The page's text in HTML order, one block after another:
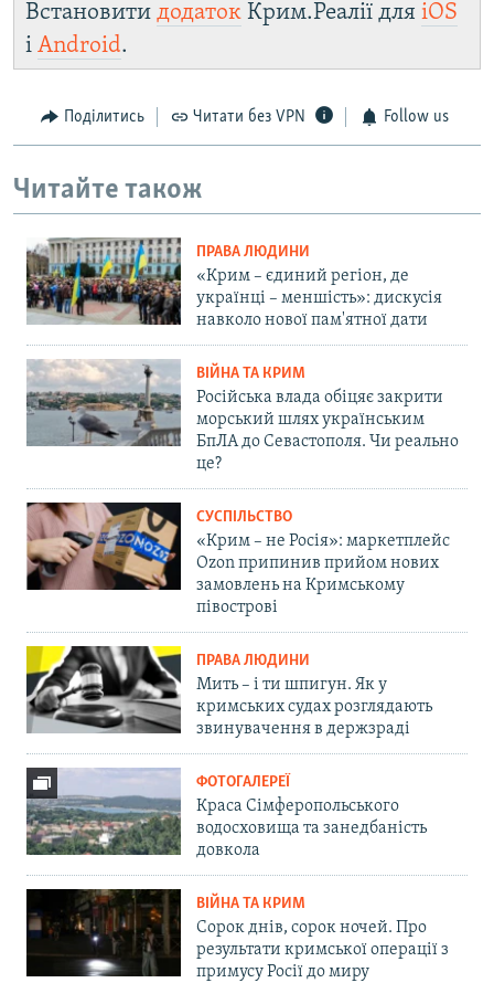
Встановити додаток Крим.Реалії для iOS
і Android.
Поділитись Читати без VPN Follow us
Читайте також
ПРАВА ЛЮДИНИ
«Крим – єдиний регіон, де
українці – меншість»: дискусія
навколо нової пам'ятної дати
ВІЙНА ТА КРИМ
Російська влада обіцяє закрити
морський шлях українським
БпЛА до Севастополя. Чи реально
це?
СУСПІЛЬСТВО
«Крим – не Росія»: маркетплейс
Ozon припинив прийом нових
замовлень на Кримському
півострові
ПРАВА ЛЮДИНИ
Мить – і ти шпигун. Як у
кримських судах розглядають
звинувачення в держзраді
ФОТОГАЛЕРЕЇ
Краса Сімферопольського
водосховища та занедбаність
довкола
ВІЙНА ТА КРИМ
Сорок днів, сорок ночей. Про
результати кримської операції з
примусу Росії до миру